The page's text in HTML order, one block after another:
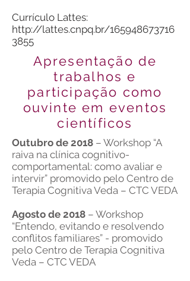
Currículo Lattes:
http://lattes.cnpq.br/165948673716
3855
Apresentação de
trabalhos e
participação como
ouvinte em eventos
científicos
Outubro de 2018 – Workshop “A
raiva na clínica cognitivo-
comportamental: como avaliar e
intervir” promovido pelo Centro de
Terapia Cognitiva Veda – CTC VEDA
Agosto de 2018 – Workshop
“Entendo, evitando e resolvendo
conflitos familiares” - promovido
pelo Centro de Terapia Cognitiva
Veda – CTC VEDA